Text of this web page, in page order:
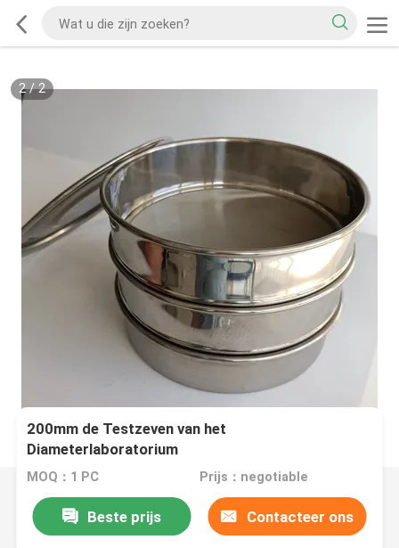
2/2
200mm de Testzeven van het
Diameterlaboratorium
MOQ：1 PC Prijs：negotiable
Beste prijs Contacteer ons